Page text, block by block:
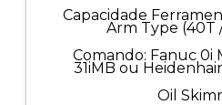
Capacidade
Arm Type (40T
Comando: Fanuc 0i
31iMB ou
Oil